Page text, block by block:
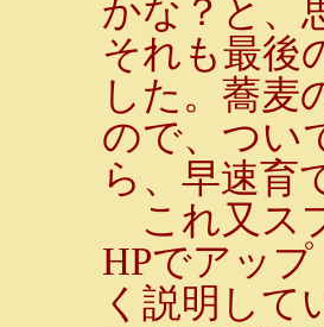
かな？と、
それも最後
した。蕎麦
ので、つい
ら、早速育
これ又ス
HPでアッ
く説明して